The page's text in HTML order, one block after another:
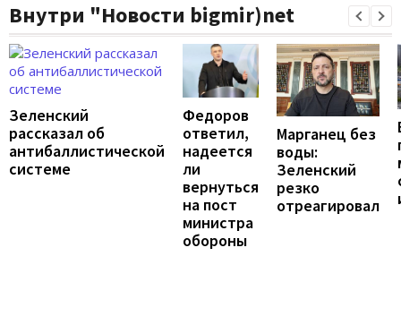
Внутри "Новости bigmir)net
Зеленский
рассказал об
антибаллистической
системе
Федоров
ответил,
надеется
ли
вернуться
на пост
министра
обороны
Марганец без
воды:
Зеленский
резко
отреагировал